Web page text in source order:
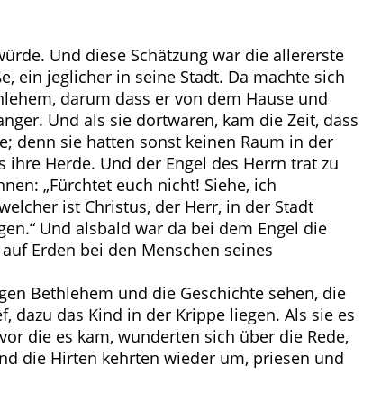
Und diese Schätzung war die allererste
ein jeglicher in seine Stadt. Da machte sich
darum dass er von dem Hause und
Und als sie dortwaren, kam die Zeit, dass
denn sie hatten sonst keinen Raum in der
Herde. Und der Engel des Herrn trat zu
„Fürchtet euch nicht! Siehe, ich
ist Christus, der Herr, in der Stadt
Und alsbald war da bei dem Engel die
Erden bei den Menschen seines
Bethlehem und die Geschichte sehen, die
dazu das Kind in der Krippe liegen. Als sie es
die es kam, wunderten sich über die Rede,
die Hirten kehrten wieder um, priesen und